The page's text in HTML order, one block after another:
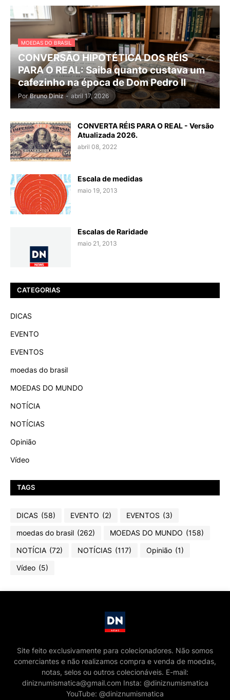
MOEDAS DO BRASIL
CONVERSÃO HIPOTÉTICA DOS RÉIS
PARA O REAL: Saiba quanto custava um
cafezinho na época de Dom Pedro II
Por Bruno Diniz - abril 17, 2026
CONVERTA RÉIS PARA O REAL - Versão
Atualizada 2026.
abril 08, 2022
Escala de medidas
maio 19, 2013
Escalas de Raridade
maio 21, 2013
CATEGORIAS
DICAS
EVENTO
EVENTOS
moedas do brasil
MOEDAS DO MUNDO
NOTÍCIA
NOTÍCIAS
Opinião
Vídeo
TAGS
DICAS (58) EVENTO (2) EVENTOS (3)
moedas do brasil (262) MOEDAS DO MUNDO (158)
NOTÍCIA (72) NOTÍCIAS (117) Opinião (1)
Vídeo (5)
Site feito exclusivamente para colecionadores. Não somos
comerciantes e não realizamos compra e venda de moedas,
notas, selos ou outros colecionáveis. E-mail:
diniznumismatica@gmail.com Insta: @diniznumismatica
YouTube: @diniznumismatica